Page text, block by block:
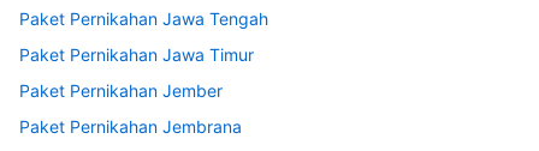
Paket Pernikahan Jawa Tengah
Paket Pernikahan Jawa Timur
Paket Pernikahan Jember
Paket Pernikahan Jembrana